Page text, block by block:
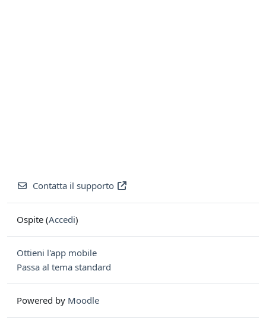
Contatta il supporto
Ospite (Accedi)
Ottieni l'app mobile
Passa al tema standard
Powered by Moodle